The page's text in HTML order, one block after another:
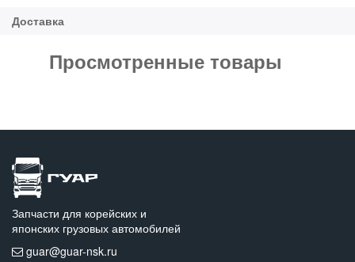
Просмотренные товары
Запчасти для корейских и
японских грузовых автомобилей
guar@guar-nsk.ru